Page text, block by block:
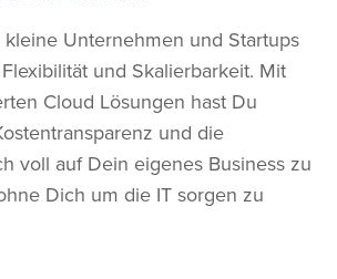
kleine Unternehmen und Startups
und Skalierbarkeit. Mit
Cloud Lösungen hast Du
und die
voll auf Dein eigenes Business zu
Dich um die IT sorgen zu